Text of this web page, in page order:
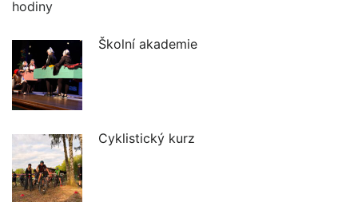
Školní akademie
Cyklistický kurz